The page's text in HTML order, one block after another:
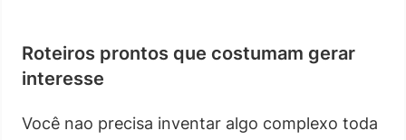
Roteiros prontos que costumam gerar
interesse
Você nao precisa inventar algo complexo toda